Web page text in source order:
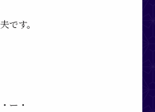
です。
ー・